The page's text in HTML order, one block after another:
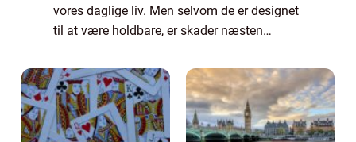
vores daglige liv. Men selvom de er designet
til at være holdbare, er skader næsten
telefoner, kan reparat...